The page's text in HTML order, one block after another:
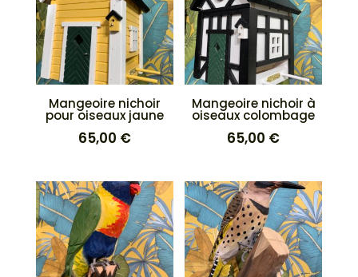
Mangeoire nichoir
pour oiseaux jaune
65,00 €
Mangeoire nichoir à
oiseaux colombage
65,00 €